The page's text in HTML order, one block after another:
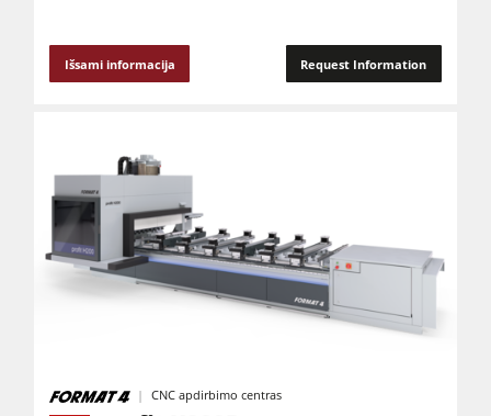
Išsami informacija Request Information
CNC apdirbimo centras